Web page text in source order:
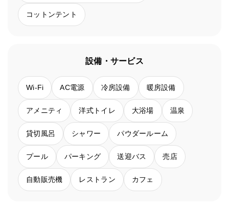
コットンテント
設備・サービス
Wi-Fi AC電源 冷房設備 暖房設備
アメニティ 洋式トイレ 大浴場 温泉
貸切風呂 シャワー パウダールーム
プール パーキング 送迎バス 売店
自動販売機 レストラン カフェ